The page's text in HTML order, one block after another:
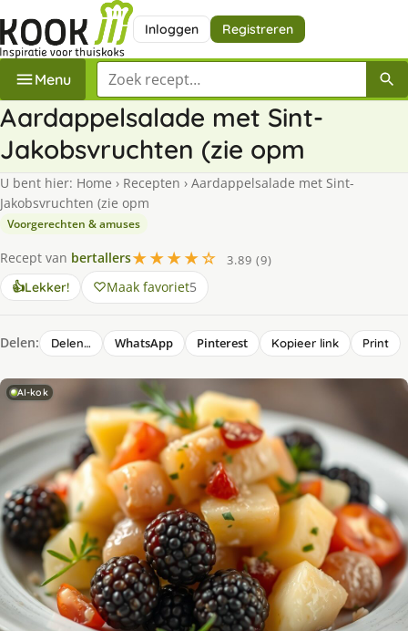
Inloggen Registreren
Menu Zoek een recept
Aardappelsalade met Sint-
Jakobsvruchten (zie opm
U bent hier: Home › Recepten › Aardappelsalade met Sint-
Jakobsvruchten (zie opm
Voorgerechten & amuses
Recept van bertallers★★★★☆
3.89 (9)
👍Lekker! Maak favoriet5
Delen: Delen… WhatsApp Pinterest Kopieer link Print
AI-kok